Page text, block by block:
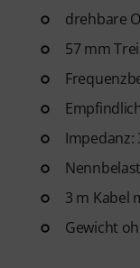
drehbare
57 mm
Impedanz:
3 m Kabel
Gewicht